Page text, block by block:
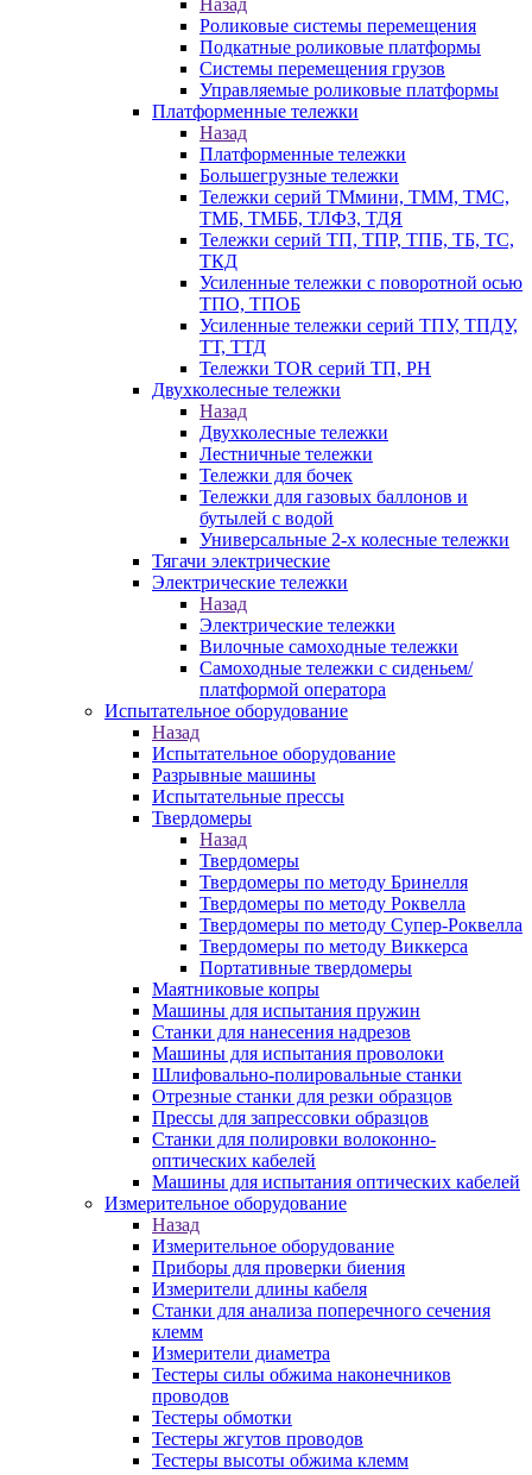
Назад
Роликовые системы перемещения
Подкатные роликовые платформы
Системы перемещения грузов
Управляемые роликовые платформы
Платформенные тележки
Назад
Платформенные тележки
Большегрузные тележки
Тележки серий ТМмини, ТММ, ТМС,
ТМБ, ТМББ, ТЛФЗ, ТДЯ
Тележки серий ТП, ТПР, ТПБ, ТБ, ТС,
ТКД
Усиленные тележки с поворотной осью
ТПО, ТПОБ
Усиленные тележки серий ТПУ, ТПДУ,
ТТ, ТТД
Тележки TOR серий ТП, PH
Двухколесные тележки
Назад
Двухколесные тележки
Лестничные тележки
Тележки для бочек
Тележки для газовых баллонов и
бутылей с водой
Универсальные 2-х колесные тележки
Тягачи электрические
Электрические тележки
Назад
Электрические тележки
Вилочные самоходные тележки
Самоходные тележки с сиденьем/
платформой оператора
Испытательное оборудование
Назад
Испытательное оборудование
Разрывные машины
Испытательные прессы
Твердомеры
Назад
Твердомеры
Твердомеры по методу Бринелля
Твердомеры по методу Роквелла
Твердомеры по методу Супер-Роквелла
Твердомеры по методу Виккерса
Портативные твердомеры
Маятниковые копры
Машины для испытания пружин
Станки для нанесения надрезов
Машины для испытания проволоки
Шлифовально-полировальные станки
Отрезные станки для резки образцов
Прессы для запрессовки образцов
Станки для полировки волоконно-
оптических кабелей
Машины для испытания оптических кабелей
Измерительное оборудование
Назад
Измерительное оборудование
Приборы для проверки биения
Измерители длины кабеля
Станки для анализа поперечного сечения
клемм
Измерители диаметра
Тестеры силы обжима наконечников
проводов
Тестеры обмотки
Тестеры жгутов проводов
Тестеры высоты обжима клемм